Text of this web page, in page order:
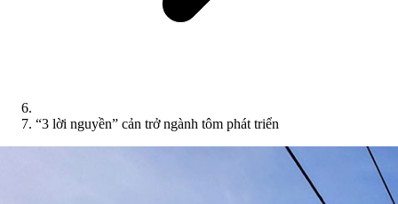
“3 lời nguyền” cản trở ngành tôm phát triển